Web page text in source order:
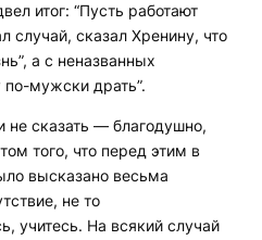
итог: “Пусть работают
случай, сказал Хренину, что
а с неназванных
по-мужски драть”.
не сказать — благодушно,
того, что перед этим в
высказано весьма
не то
учитесь. На всякий случай